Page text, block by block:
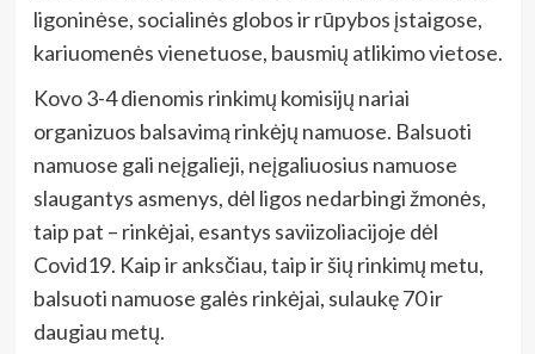
ligoninėse, socialinės globos ir rūpybos įstaigose,
kariuomenės vienetuose, bausmių atlikimo vietose.
Kovo 3-4 dienomis rinkimų komisijų nariai
organizuos balsavimą rinkėjų namuose. Balsuoti
namuose gali neįgalieji, neįgaliuosius namuose
slaugantys asmenys, dėl ligos nedarbingi žmonės,
taip pat – rinkėjai, esantys saviizoliacijoje dėl
Covid19. Kaip ir anksčiau, taip ir šių rinkimų metu,
balsuoti namuose galės rinkėjai, sulaukę 70 ir
daugiau metų.